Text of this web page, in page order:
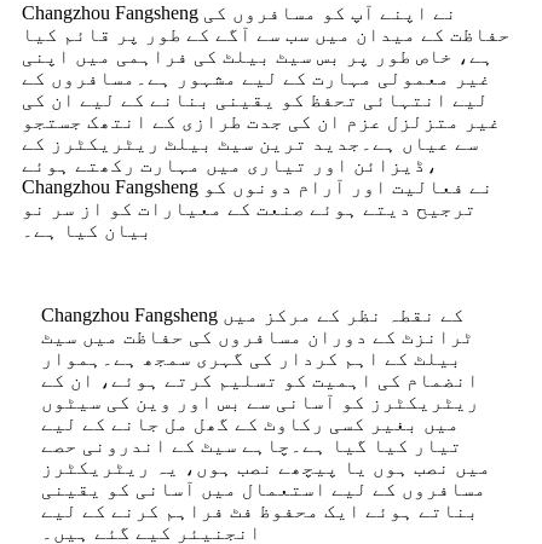
Changzhou Fangsheng نے اپنے آپ کو مسافروں کی
حفاظت کے میدان میں سب سے آگے کے طور پر قائم کیا
ہے، خاص طور پر بس سیٹ بیلٹ کی فراہمی میں اپنی
غیر معمولی مہارت کے لیے مشہور ہے۔مسافروں کے
لیے انتہائی تحفظ کو یقینی بنانے کے لیے ان کی
غیر متزلزل عزم ان کی جدت طرازی کے انتھک جستجو
سے عیاں ہے۔جدید ترین سیٹ بیلٹ ریٹریکٹرز کے
ڈیزائن اور تیاری میں مہارت رکھتے ہوئے،
Changzhou Fangsheng نے فعالیت اور آرام دونوں کو
ترجیح دیتے ہوئے صنعت کے معیارات کو از سر نو
بیان کیا ہے۔
Changzhou Fangsheng کے نقطہ نظر کے مرکز میں
ٹرانزٹ کے دوران مسافروں کی حفاظت میں سیٹ
بیلٹ کے اہم کردار کی گہری سمجھ ہے۔ہموار
انضمام کی اہمیت کو تسلیم کرتے ہوئے، ان کے
ریٹریکٹرز کو آسانی سے بس اور وین کی سیٹوں
میں بغیر کسی رکاوٹ کے گھل مل جانے کے لیے
تیار کیا گیا ہے۔چاہے سیٹ کے اندرونی حصے
میں نصب ہوں یا پیچھے نصب ہوں، یہ ریٹریکٹرز
مسافروں کے لیے استعمال میں آسانی کو یقینی
بناتے ہوئے ایک محفوظ فٹ فراہم کرنے کے لیے
انجنیئر کیے گئے ہیں۔